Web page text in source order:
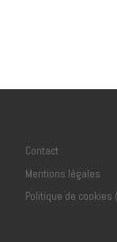
Contact
Mentions légales
Politique de cookies